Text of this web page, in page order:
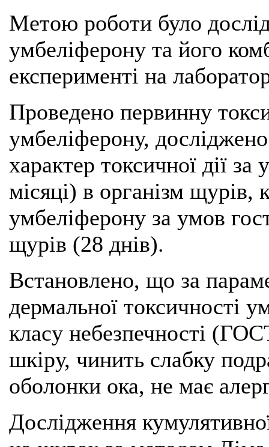
Метою роботи було
умбеліферону та його
експерименті на
Проведено первинну
умбеліферону,
характер токсичної дії
місяці) в організм щурів,
умбеліферону за умов
щурів (28 днів).
Встановлено, що за
дермальної токсичності
класу небезпечності
шкіру, чинить слабку
оболонки ока, не має
Дослідження